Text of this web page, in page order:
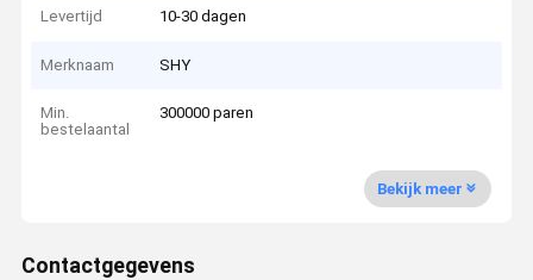
Levertijd 10-30 dagen
Merknaam SHY
Min.
bestelaantal
300000 paren
Bekijk meer
Contactgegevens